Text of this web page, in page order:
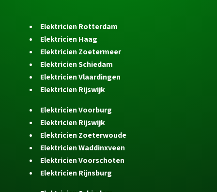
Elektricien Rotterdam
Elektricien Haag
Elektricien Zoetermeer
Elektricien Schiedam
Elektricien Vlaardingen
Elektricien Rijswijk
Elektricien Voorburg
Elektricien Rijswijk
Elektricien Zoeterwoude
Elektricien Waddinxveen
Elektricien Voorschoten
Elektricien Rijnsburg